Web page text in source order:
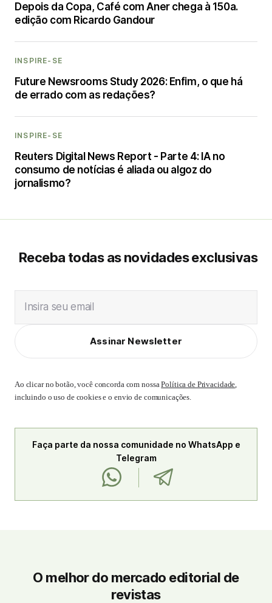
Depois da Copa, Café com Aner chega à 150a.
edição com Ricardo Gandour
INSPIRE-SE
Future Newsrooms Study 2026: Enfim, o que há
de errado com as redações?
INSPIRE-SE
Reuters Digital News Report - Parte 4: IA no
consumo de notícias é aliada ou algoz do
jornalismo?
Receba todas as novidades exclusivas
Insira seu email
Assinar Newsletter
Ao clicar no botão, você concorda com nossaPolítica de Privacidade,
incluindo o uso de cookies e o envio de comunicações.
Faça parte da nossa comunidade no WhatsApp e
Telegram
O melhor do mercado editorial de
revistas